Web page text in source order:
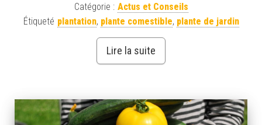
Catégorie : Actus et Conseils
Étiqueté plantation, plante comestible, plante de jardin
Lire la suite